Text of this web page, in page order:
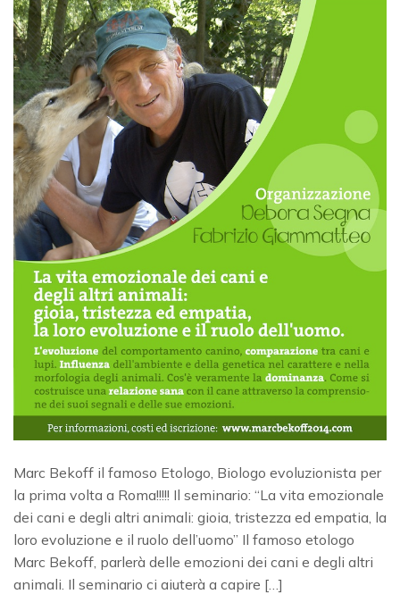
Marc Bekoff il famoso Etologo, Biologo evoluzionista per
la prima volta a Roma!!!!! Il seminario: “La vita emozionale
dei cani e degli altri animali: gioia, tristezza ed empatia, la
loro evoluzione e il ruolo dell’uomo” Il famoso etologo
Marc Bekoff, parlerà delle emozioni dei cani e degli altri
animali. Il seminario ci aiuterà a capire […]